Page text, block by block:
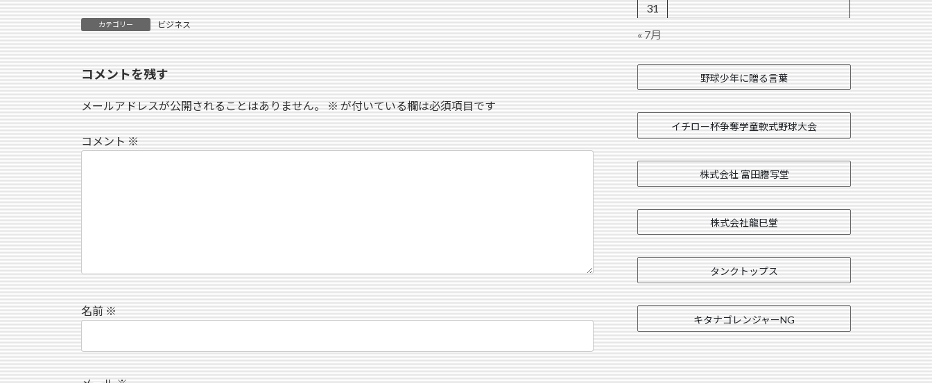
カテゴリー ビジネス
コメントを残す
メールアドレスが公開されることはありません。※が付いている欄は必須項目です
コメント※
名前※
31
« 7月
野球少年に贈る言葉
イチロー杯争奪学童軟式野球大会
株式会社 富田謄写堂
株式会社龍巳堂
タンクトップス
キタナゴレンジャーNG